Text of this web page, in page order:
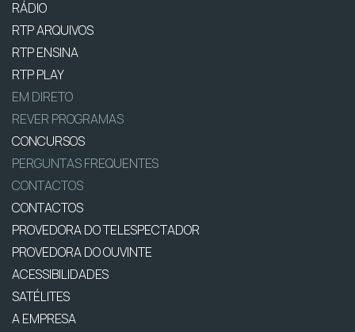
RÁDIO
RTP ARQUIVOS
RTP ENSINA
RTP PLAY
EM DIRETO
REVER PROGRAMAS
CONCURSOS
PERGUNTAS FREQUENTES
CONTACTOS
CONTACTOS
PROVEDORA DO TELESPECTADOR
PROVEDORA DO OUVINTE
ACESSIBILIDADES
SATÉLITES
A EMPRESA